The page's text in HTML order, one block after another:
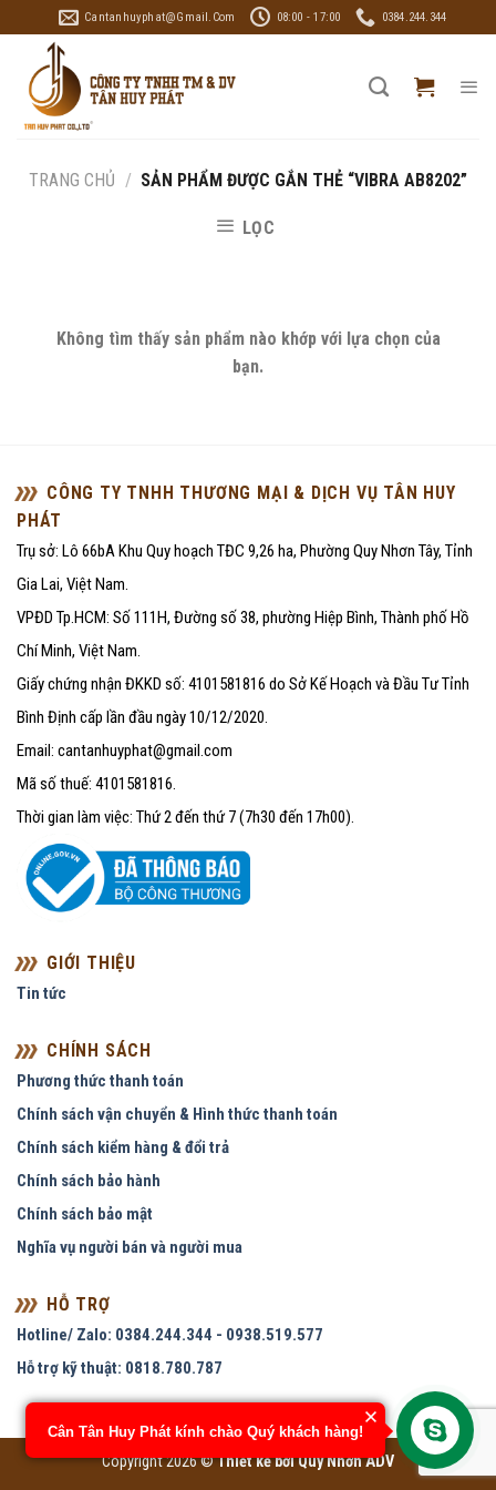
to
content
Cantanhuyphat@gmail.com 08:00 - 17:00 0384.244.344
TRANG CHỦ / SẢN PHẨM ĐƯỢC GẮN THẺ “VIBRA AB8202”
LỌC
Không tìm thấy sản phẩm nào khớp với lựa chọn của
bạn.
Cân Tân Huy Phát kính chào Quý khách hàng!
CÔNG TY TNHH THƯƠNG MẠI & DỊCH VỤ TÂN HUY
PHÁT
Trụ sở: Lô 66bA Khu Quy hoạch TĐC 9,26 ha, Phường Quy Nhơn Tây, Tỉnh
Gia Lai, Việt Nam.
VPĐD Tp.HCM: Số 111H, Đường số 38, phường Hiệp Bình, Thành phố Hồ
Chí Minh, Việt Nam.
Giấy chứng nhận ĐKKD số: 4101581816 do Sở Kế Hoạch và Đầu Tư Tỉnh
Bình Định cấp lần đầu ngày 10/12/2020.
Email: cantanhuyphat@gmail.com
Mã số thuế: 4101581816.
Thời gian làm việc: Thứ 2 đến thứ 7 (7h30 đến 17h00).
GIỚI THIỆU
Tin tức
CHÍNH SÁCH
Phương thức thanh toán
Chính sách vận chuyển & Hình thức thanh toán
Chính sách kiểm hàng & đổi trả
Chính sách bảo hành
Chính sách bảo mật
Nghĩa vụ người bán và người mua
HỖ TRỢ
Hotline/ Zalo: 0384.244.344 - 0938.519.577
Hỗ trợ kỹ thuật: 0818.780.787
Copyright 2026 ©Thiết kế bởiQuy Nhơn ADV